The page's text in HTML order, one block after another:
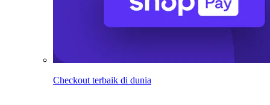
Checkout terbaik di dunia